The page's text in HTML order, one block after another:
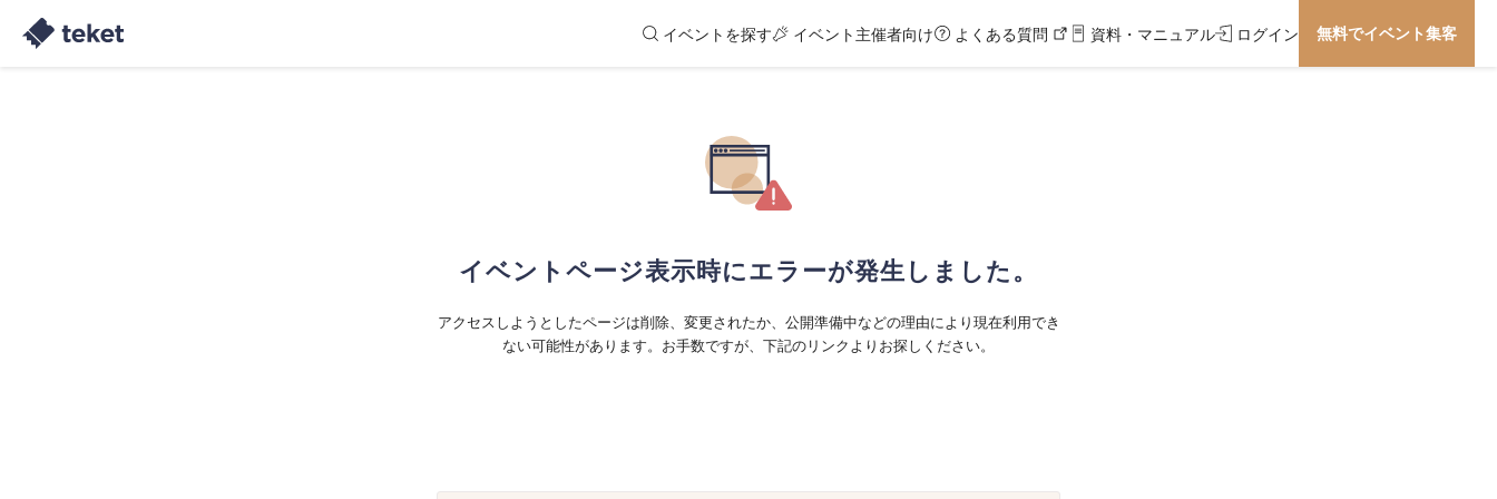
イベントを探す イベント主催者向け よくある質問 資料・マニュアル ログイン 無料でイベント集客
イベントページ表示時にエラーが発生しました。
アクセスしようとしたページは削除、変更されたか、公開準備中などの理由により現在利用でき
ない可能性があります。お手数ですが、下記のリンクよりお探しください。